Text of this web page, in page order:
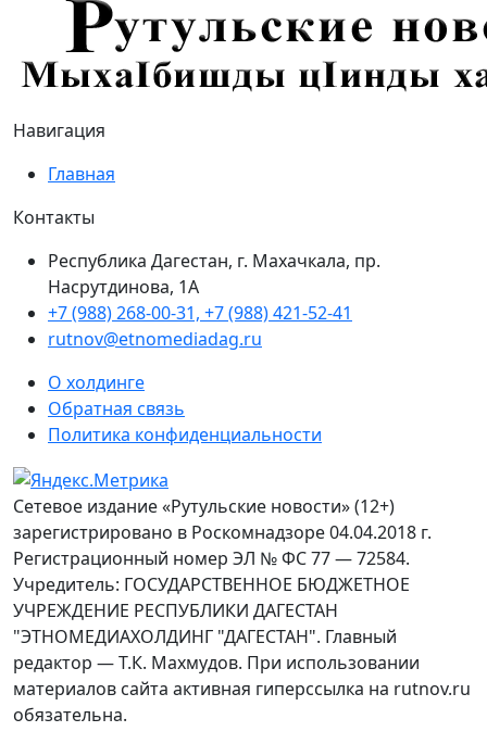
Навигация
Главная
Контакты
Республика Дагестан, г. Махачкала, пр.
Насрутдинова, 1А
+7 (988) 268-00-31, +7 (988) 421-52-41
rutnov@etnomediadag.ru
О холдинге
Обратная связь
Политика конфиденциальности
Сетевое издание «Рутульские новости» (12+)
зарегистрировано в Роскомнадзоре 04.04.2018 г.
Регистрационный номер ЭЛ № ФС 77 — 72584.
Учредитель: ГОСУДАРСТВЕННОЕ БЮДЖЕТНОЕ
УЧРЕЖДЕНИЕ РЕСПУБЛИКИ ДАГЕСТАН
"ЭТНОМЕДИАХОЛДИНГ "ДАГЕСТАН". Главный
редактор — Т.К. Махмудов. При использовании
материалов сайта активная гиперссылка на rutnov.ru
обязательна.